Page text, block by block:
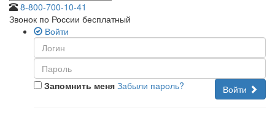
8-800-700-10-41
Звонок по России бесплатный
Войти
Запомнить меня Войти
Забыли пароль?